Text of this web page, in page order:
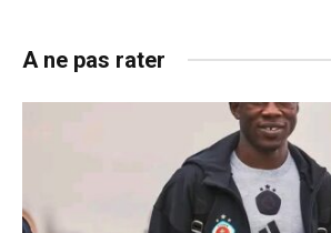
A ne pas rater